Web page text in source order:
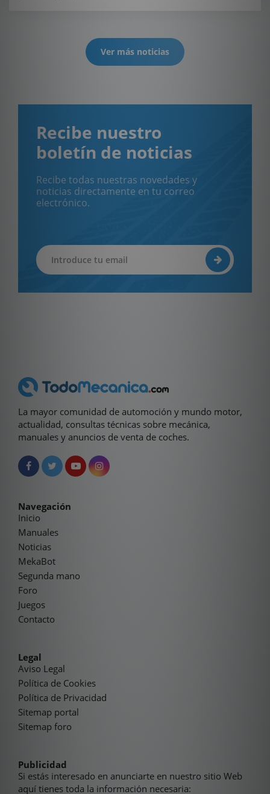
Ver más noticias
Recibe nuestro
boletín de noticias
Recibe todas nuestras novedades y
noticias directamente en tu correo
electrónico.
La mayor comunidad de automoción y mundo motor,
actualidad, consultas técnicas sobre mecánica,
manuales y anuncios de venta de coches.
Navegación
Inicio
Manuales
Noticias
MekaBot
Segunda mano
Foro
Juegos
Contacto
Legal
Aviso Legal
Política de Cookies
Política de Privacidad
Sitemap portal
Sitemap foro
Publicidad
Si estás interesado en anunciarte en nuestro sitio Web
aquí tienes toda la información necesaria: